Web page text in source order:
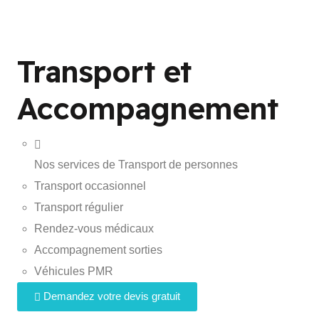
Transport et
Accompagnement
Nos services de Transport de personnes
Transport occasionnel
Transport régulier
Rendez-vous médicaux
Accompagnement sorties
Véhicules PMR
Demandez votre devis gratuit